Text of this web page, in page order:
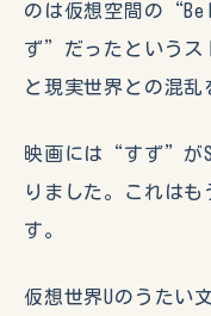
のは仮想空間の
ず”だったというス
と現実世界との混乱
映画には“すず”が
りました。これは
す。
仮想世界Uのうたい